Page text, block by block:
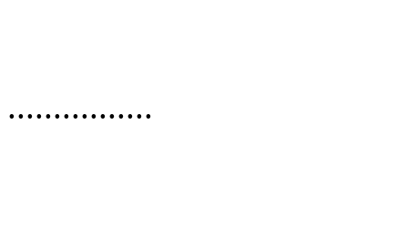
................